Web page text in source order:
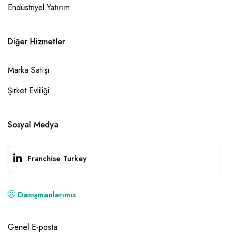
Endüstriyel Yatırım
Diğer Hizmetler
Marka Satışı
Şirket Evliliği
Sosyal Medya
Franchise Turkey
Danışmanlarımız
Genel E-posta